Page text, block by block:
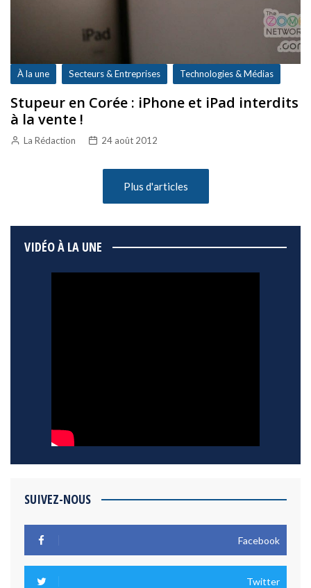
À la une Secteurs & Entreprises Technologies & Médias
Stupeur en Corée : iPhone et iPad interdits
à la vente !
La Rédaction 24 août 2012
Plus d'articles
VIDÉO À LA UNE
SUIVEZ-NOUS
Facebook
Twitter